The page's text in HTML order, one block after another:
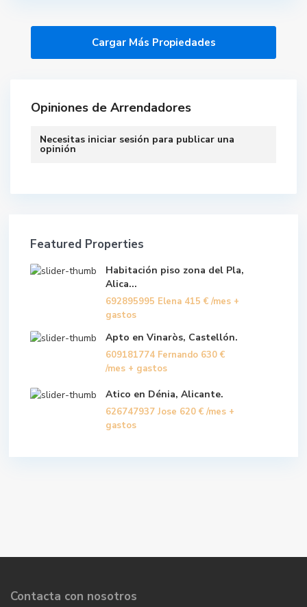
Opiniones de Arrendadores
Necesitas iniciar sesión para publicar una
opinión
Featured Properties
Habitación piso zona del Pla,
Alica...
692895995 Elena 415 € /mes +
gastos
Apto en Vinaròs, Castellón.
609181774 Fernando 630 €
/mes + gastos
Atico en Dénia, Alicante.
626747937 Jose 620 € /mes +
gastos
Contacta con nosotros